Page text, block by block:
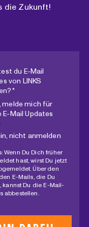
die Zukunft!
du E-Mail
von LINKS
*
melde mich für
E-Mail Updates
nicht anmelden
Wenn Du Dich früher
hast, wirst Du jetzt
Über den
E-Mails, die Du
kannst Du die E-Mail-
abbestellen.